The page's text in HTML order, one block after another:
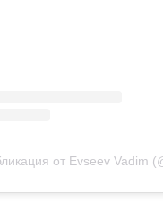
от Evseev Vadim